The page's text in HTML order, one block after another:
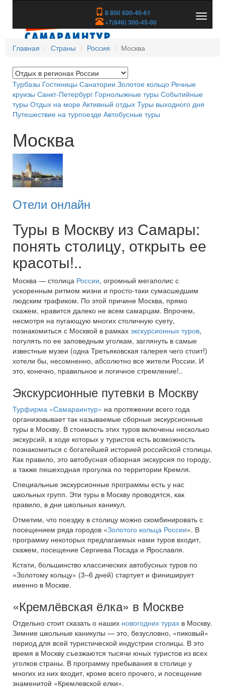
8 800 600-40-61
+7(846) 300-45-00
скрыть
Главная
Страны Россия Москва
Турбазы Гостиницы Санатории Золотое кольцо Речные
круизы Санкт-Петербург Горнолыжные туры Событийные
туры Отдых на море Активный отдых Туры выходного дня
Путешествие на турпоезде Автобусные туры
Москва
Отели онлайн
Туры в Москву из Самары:
понять столицу, открыть ее
красоты!..
Москва — столица России, огромный мегаполис с
ускоренным ритмом жизни и просто-таки сумасшедшим
людским трафиком. По этой причине Москва, прямо
скажем, нравится далеко не всем самарцам. Впрочем,
несмотря на пугающую многих столичную суету,
познакомиться с Москвой в рамках экскурсионных туров,
погулять по ее заповедным уголкам, заглянуть в самые
известные музеи (одна Третьяковская галерея чего стоит!)
хотели бы, несомненно, абсолютно все жители России. И
это, конечно, правильное и логичное стремление!..
Экскурсионные путевки в Москву
Турфирма «Самараинтур» на протяжении всего года
организовывает так называемые сборные экскурсионные
туры в Москву. В стоимость этих туров включены несколько
экскурсий, в ходе которых у туристов есть возможность
познакомиться с богатейшей историей российской столицы.
Как правило, это автобусная обзорная экскурсия по городу,
а также пешеходная прогулка по территории Кремля.
Специальные экскурсионные программы есть у нас
школьных групп. Эти туры в Москву проводятся, как
правило, в дни школьных каникул.
Отметим, что поездку в столицу можно скомбинировать с
посещением ряда городов «Золотого кольца России». В
программу некоторых предлагаемых нами туров входит,
скажем, посещение Сергиева Посада и Ярославля.
Кстати, большинство классических автобусных туров по
«Золотому кольцу» (3–6 дней) стартует и финиширует
именно в Москве.
«Кремлёвская ёлка» в Москве
Отдельно стоит сказать о наших новогодних турах в Москву.
Зимние школьные каникулы — это, безусловно, «пиковый»
период для всей туристической индустрии столицы. В это
время в Москву съезжаются тысячи юных туристов из всех
уголков страны. В программу пребывания в столице у
многих из них входит, кроме всего прочего, и посещение
знаменитой «Кремлевской елки».